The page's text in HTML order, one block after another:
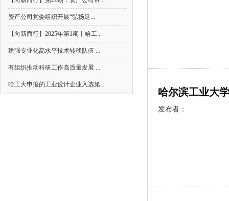
【NEWS】 哈尔滨工业大学资产经营有限公司招聘
​资产公司党委组织开展“弘扬延...
【向新而行】2025年第1期丨哈工...
建强专业化高水平技术转移队伍 ...
有组织推动科研工作高质量发展 ...
哈工大申报的工业设计企业入选第...
哈尔滨工业大
发布者：